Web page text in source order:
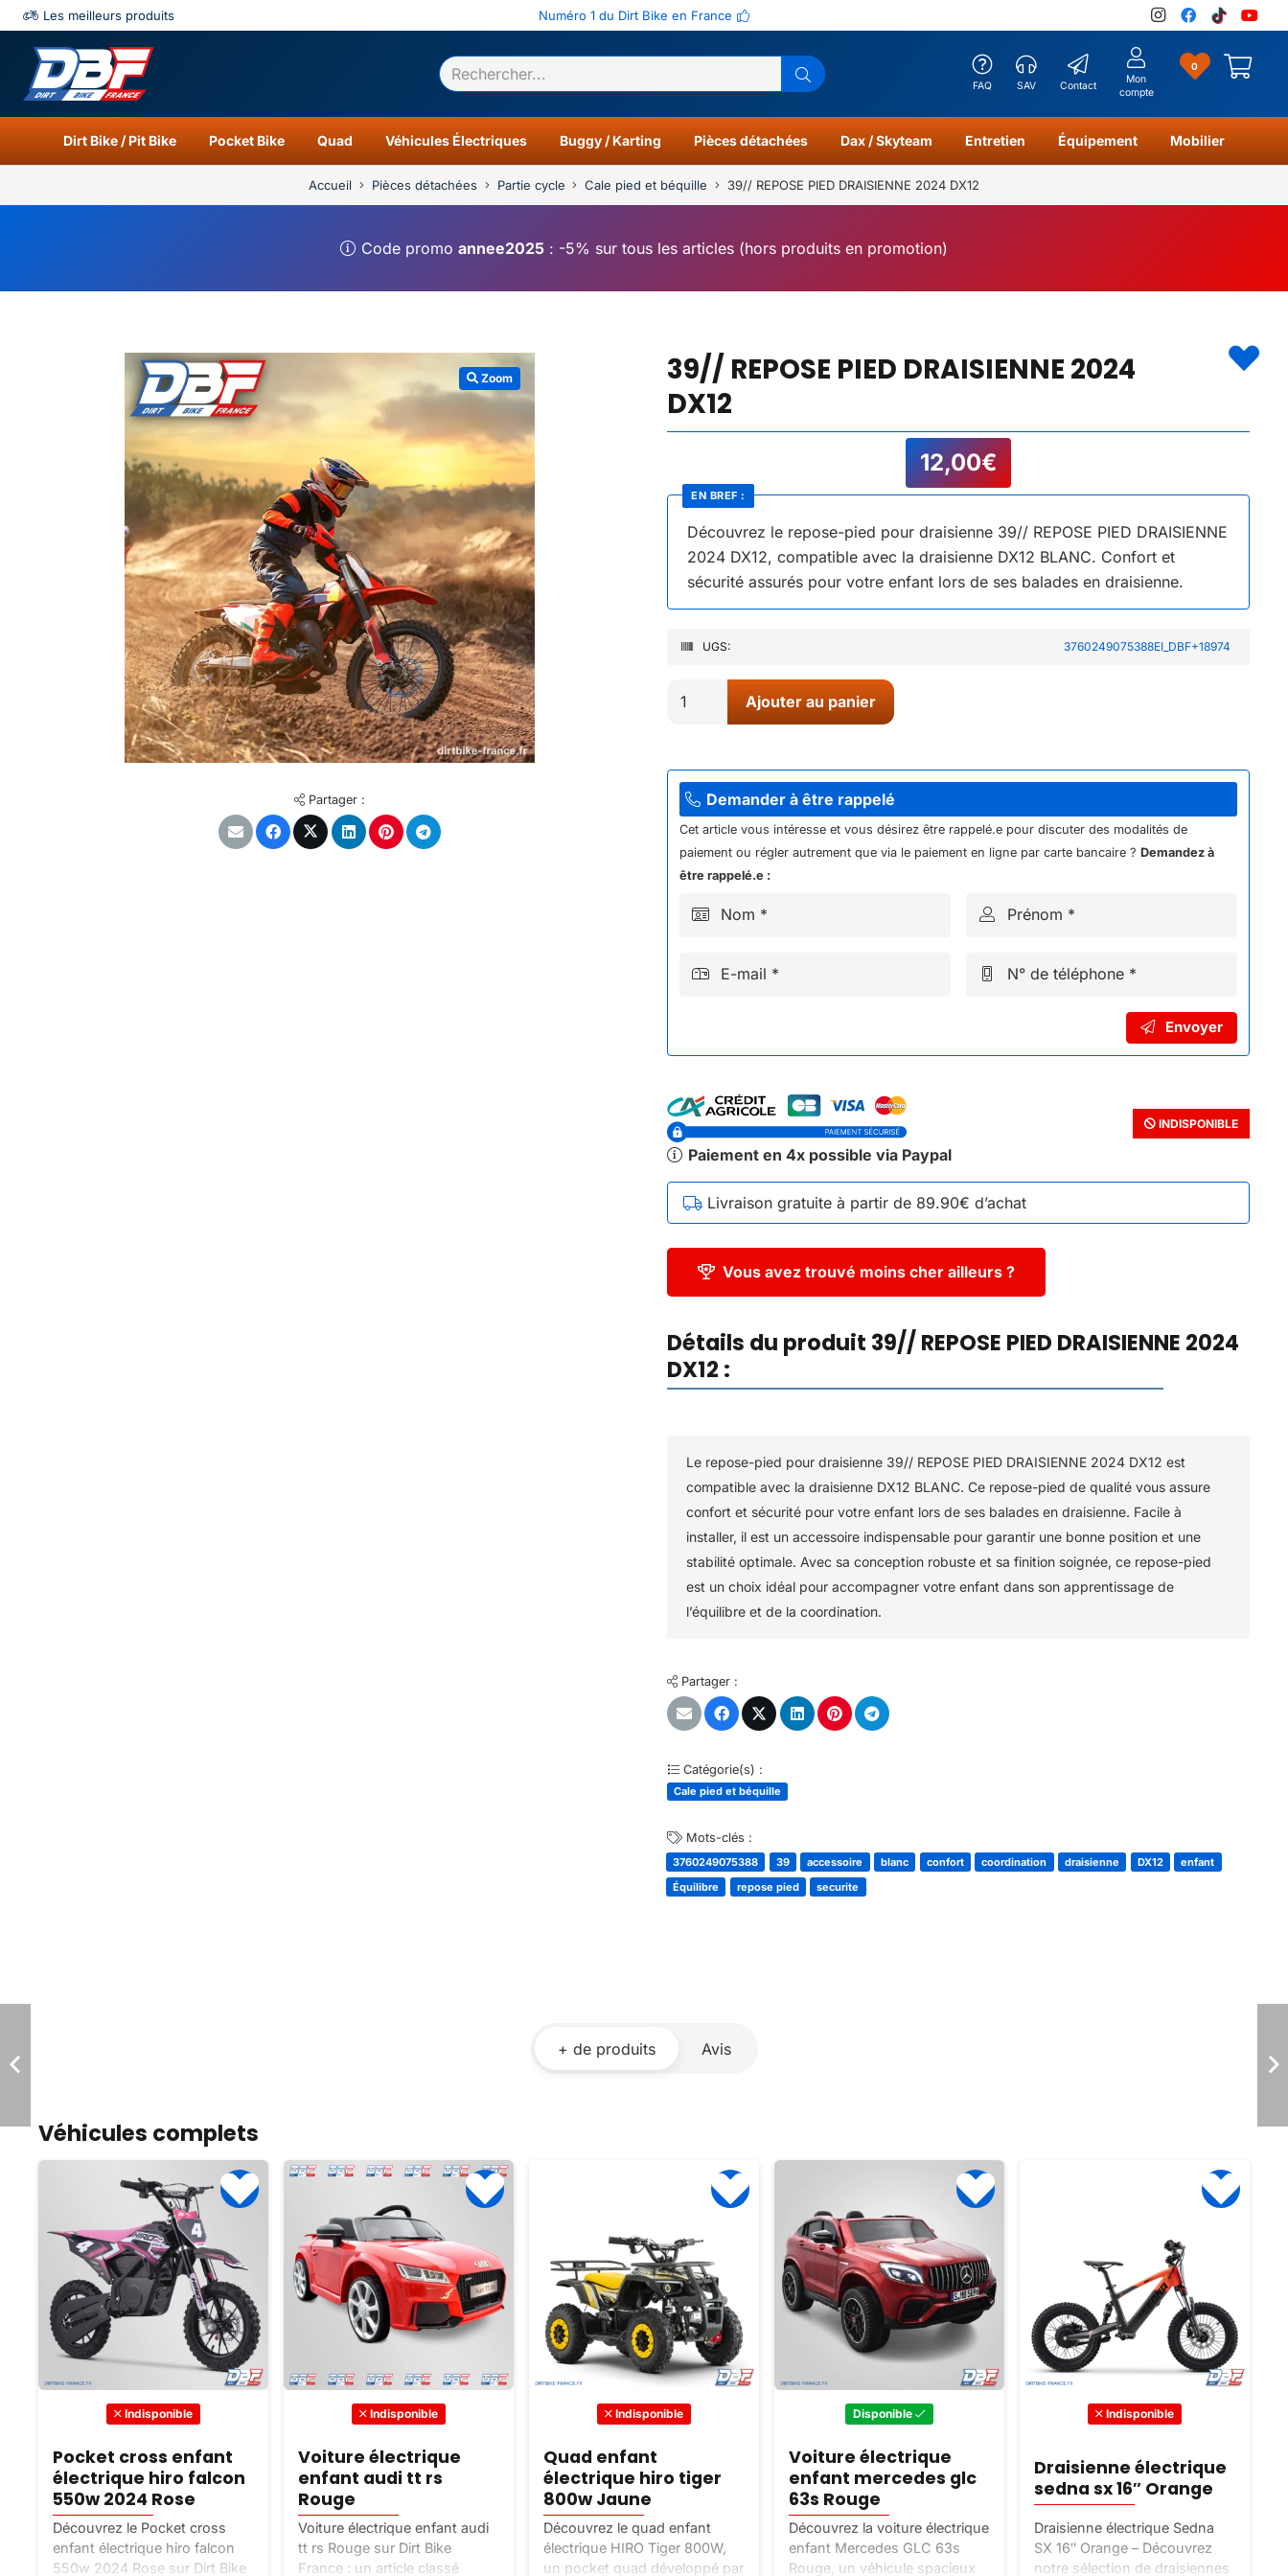
Les meilleurs produits Numéro 1 du Dirt Bike en France
FAQ SAV Contact
Mon
compte
0
Dirt Bike / Pit Bike Pocket Bike Quad Véhicules Électriques Buggy / Karting Pièces détachées Dax / Skyteam Entretien Équipement Mobilier
Accueil Pièces détachées Partie cycle Cale pied et béquille 39// REPOSE PIED DRAISIENNE 2024 DX12
Code promoannee2025 : -5% sur tous les articles (hors produits en promotion)
Zoom
Partager :
39// REPOSE PIED DRAISIENNE 2024
DX12
12,00€
Découvrez le repose-pied pour draisienne 39// REPOSE PIED DRAISIENNE
2024 DX12, compatible avec la draisienne DX12 BLANC. Confort et
sécurité assurés pour votre enfant lors de ses balades en draisienne.
EN BREF :
UGS: 3760249075388EI_DBF+18974
REPOSE
PIED
DRAISIENNE
2024
DX12
Ajouter au panier
Demander à être rappelé
Cet article vous intéresse et vous désirez être rappelé.e pour discuter des modalités de
paiement ou régler autrement que via le paiement en ligne par carte bancaire ? Demandez à
être rappelé.e :
Nom * Prénom *
E-mail * N° de téléphone *
Envoyer
INDISPONIBLE
Paiement en 4x possible via Paypal
Livraison gratuite à partir de 89.90€ d’achat
Vous avez trouvé moins cher ailleurs ?
Détails du produit 39// REPOSE PIED DRAISIENNE 2024
DX12 :
Le repose-pied pour draisienne 39// REPOSE PIED DRAISIENNE 2024 DX12 est
compatible avec la draisienne DX12 BLANC. Ce repose-pied de qualité vous assure
confort et sécurité pour votre enfant lors de ses balades en draisienne. Facile à
installer, il est un accessoire indispensable pour garantir une bonne position et une
stabilité optimale. Avec sa conception robuste et sa finition soignée, ce repose-pied
est un choix idéal pour accompagner votre enfant dans son apprentissage de
l’équilibre et de la coordination.
Partager :
Catégorie(s) :
Cale pied et béquille
Mots-clés :
3760249075388 39 accessoire blanc confort coordination draisienne DX12
enfant
Équilibre
repose pied securite
+ de produits Avis
Véhicules complets
Indisponible
Pocket cross enfant
électrique hiro falcon
550w 2024 Rose
Découvrez le Pocket cross
enfant électrique hiro falcon
550w 2024 Rose sur Dirt Bike
Indisponible
Voiture électrique
enfant audi tt rs
Rouge
Voiture électrique enfant audi
tt rs Rouge sur Dirt Bike
France : un article classé
Indisponible
Quad enfant
électrique hiro tiger
800w Jaune
Découvrez le quad enfant
électrique HIRO Tiger 800W,
un pocket quad développé par
Disponible
Voiture électrique
enfant mercedes glc
63s Rouge
Découvrez la voiture électrique
enfant Mercedes GLC 63s
Rouge, un véhicule spacieux
Indisponible
Draisienne électrique
sedna sx 16″ Orange
Draisienne électrique Sedna
SX 16″ Orange – Découvrez
notre sélection de draisiennes
Catégories Résultats 0